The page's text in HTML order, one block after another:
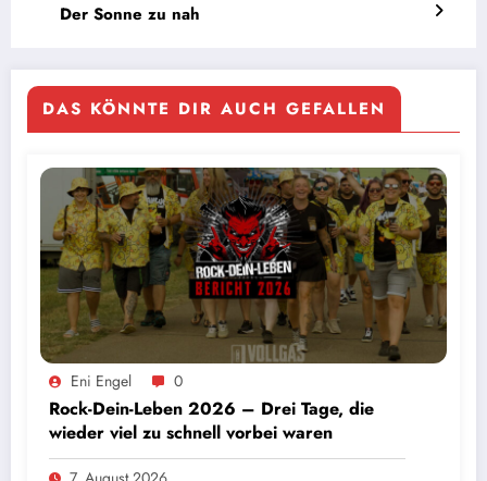
Der Sonne zu nah
DAS KÖNNTE DIR AUCH GEFALLEN
Eni Engel 0
Rock-Dein-Leben 2026 – Drei Tage, die
wieder viel zu schnell vorbei waren